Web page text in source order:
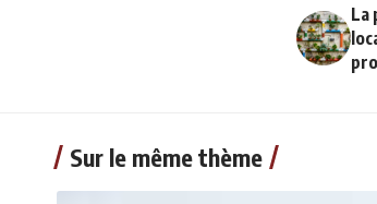
La
Sur le même thème